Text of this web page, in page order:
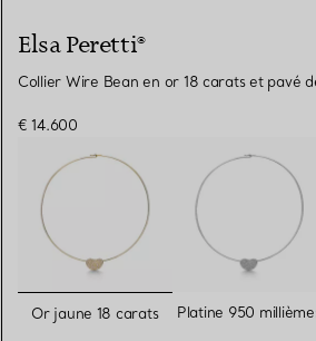
Elsa Peretti®
Collier Wire Bean en or 18 carats et pavé
€ 14.600
sélectionnés
Or jaune 18 carats Platine 950